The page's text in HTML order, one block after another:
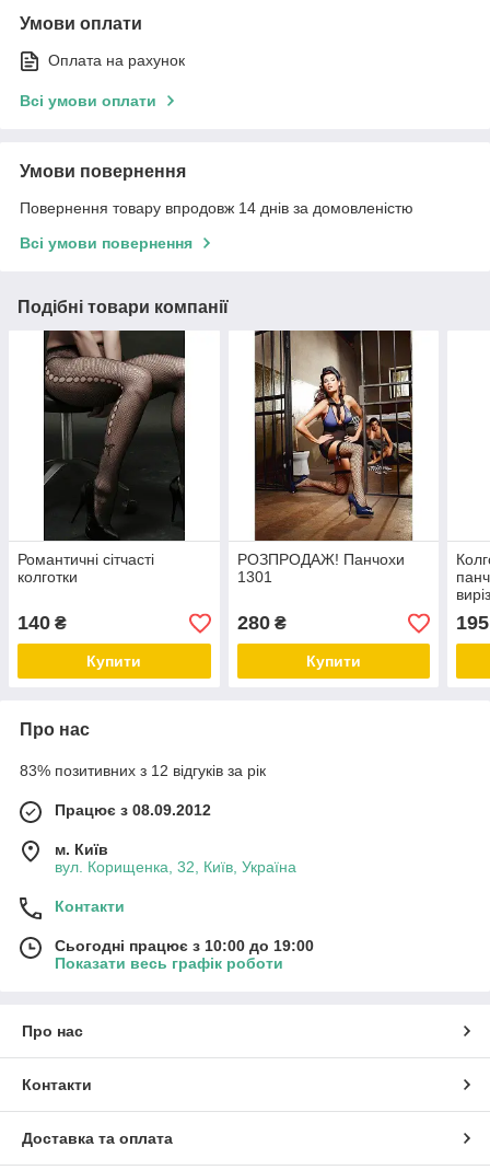
Умови оплати
Оплата на рахунок
Всі умови оплати
Умови повернення
Повернення товару впродовж 14 днів за домовленістю
Всі умови повернення
Подібні товари компанії
Романтичні сітчасті
колготки
140 ₴
Купити
РОЗПРОДАЖ! Панчохи
1301
280₴
Купити
195
Про нас
83% позитивних з 12 відгуків за рік
Працює з 08.09.2012
м. Київ
вул. Корищенка, 32, Київ, Україна
Контакти
Сьогодні працює з 10:00 до 19:00
Показати весь графік роботи
Про нас
Контакти
Доставка та оплата